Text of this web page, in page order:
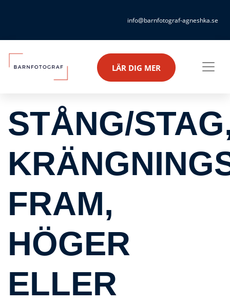
info@barnfotograf-agneshka.se
LÄR DIG MER
STÅNG/
FRAM,
HÖGER
ELLER